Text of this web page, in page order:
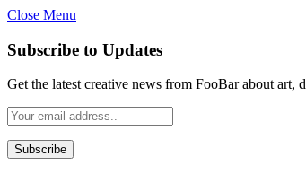
Close Menu
Subscribe to Updates
Get the latest creative news from FooBar about art,